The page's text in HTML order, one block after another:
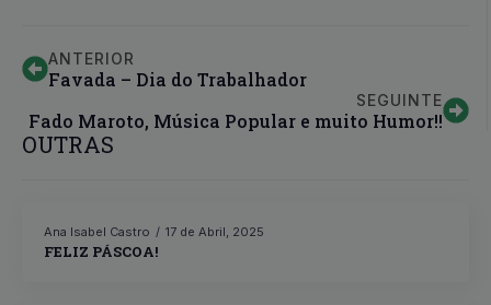
ANTERIOR
Favada – Dia do Trabalhador
SEGUINTE
Fado Maroto, Música Popular e muito Humor!!
OUTRAS
FELIZ PÁSCOA!
Ana Isabel Castro 17 de Abril, 2025